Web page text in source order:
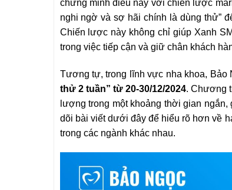
chứng minh điều này với chiến lược
nghi ngờ và sợ hãi chính là dùng thử”
Chiến lược này không chỉ giúp Xanh
trong việc tiếp cận và giữ chân khách
Tương tự, trong lĩnh vực nha khoa, Bảo
thử 2 tuần” từ 20-30/12/2024. Chương
lượng trong một khoảng thời gian
dõi bài viết dưới đây để hiểu rõ hơn về
trong các ngành khác nhau.